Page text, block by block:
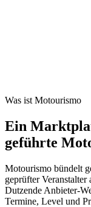
Was ist Motourismo
Ein
geführte
Motourismo bündelt
geprüfter
Dutzende Anbieter-
Termine, Level und